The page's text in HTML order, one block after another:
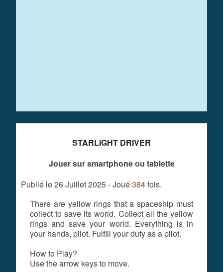
STARLIGHT DRIVER
Jouer sur smartphone ou tablette
Publié le 26 Juillet 2025 - Joué384fois.
There are yellow rings that a spaceship must
collect to save its world. Collect all the yellow
rings and save your world. Everything is in
your hands, pilot. Fulfill your duty as a pilot.
How to Play?
Use the arrow keys to move.